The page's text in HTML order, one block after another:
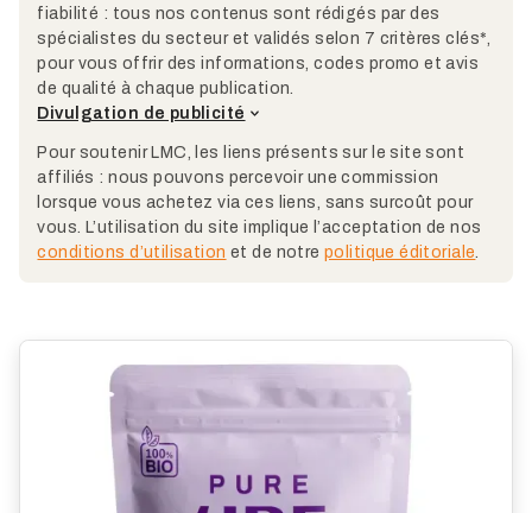
fiabilité : tous nos contenus sont rédigés par des
spécialistes du secteur et validés selon 7 critères clés*,
pour vous offrir des informations, codes promo et avis
de qualité à chaque publication.
Divulgation de publicité
Pour soutenir LMC, les liens présents sur le site sont
affiliés : nous pouvons percevoir une commission
lorsque vous achetez via ces liens, sans surcoût pour
vous. L’utilisation du site implique l’acceptation de nos
conditions d’utilisation et de notrepolitique éditoriale